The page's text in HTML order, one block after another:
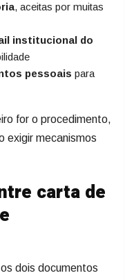
, aceitas por muitas
institucional do
pessoais para
for o procedimento,
exigir mecanismos
carta de
dois documentos